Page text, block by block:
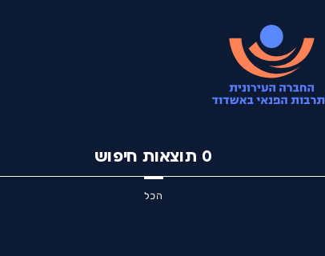
0 תוצאות חיפוש
הכל